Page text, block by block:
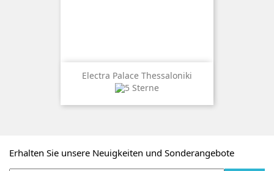
Electra Palace Thessaloniki
Erhalten Sie unsere Neuigkeiten und Sonderangebote